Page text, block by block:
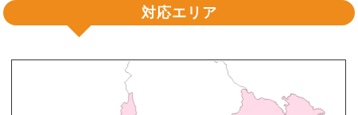
対応エリア